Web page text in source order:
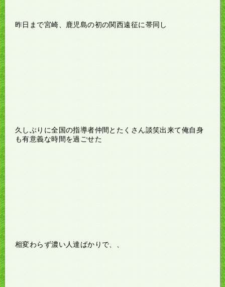
昨日まで宮崎、鹿児島の初の関西遠征に帯同し
久しぶりに全国の指導者仲間とたくさん談笑出来て俺自身
も有意義な時間を過ごせた
相変わらず濃い人達ばかりで、、